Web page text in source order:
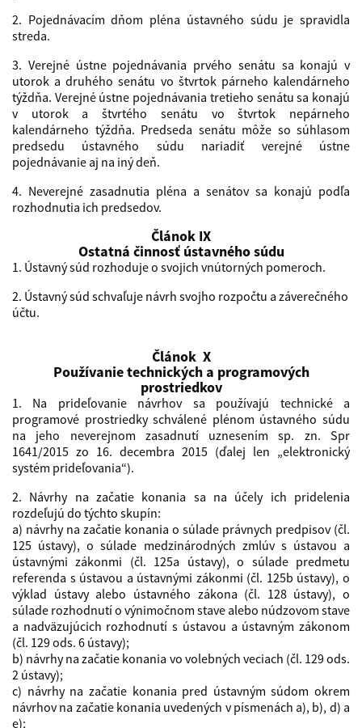
2. Pojednávacím dňom pléna ústavného súdu je spravidla
streda.
3. Verejné ústne pojednávania prvého senátu sa konajú v
utorok a druhého senátu vo štvrtok párneho kalendárneho
týždňa. Verejné ústne pojednávania tretieho senátu sa konajú
v utorok a štvrtého senátu vo štvrtok nepárneho
kalendárneho týždňa. Predseda senátu môže so súhlasom
predsedu ústavného súdu nariadiť verejné ústne
pojednávanie aj na iný deň.
4. Neverejné zasadnutia pléna a senátov sa konajú podľa
rozhodnutia ich predsedov.
Článok IX
Ostatná činnosť ústavného súdu
1. Ústavný súd rozhoduje o svojich vnútorných pomeroch.
2. Ústavný súd schvaľuje návrh svojho rozpočtu a záverečného
účtu.
Článok X
Používanie technických a programových
prostriedkov
1. Na prideľovanie návrhov sa používajú technické a
programové prostriedky schválené plénom ústavného súdu
na jeho neverejnom zasadnutí uznesením sp. zn. Spr
1641/2015 zo 16. decembra 2015 (ďalej len „elektronický
systém prideľovania“).
2. Návrhy na začatie konania sa na účely ich pridelenia
rozdeľujú do týchto skupín:
a) návrhy na začatie konania o súlade právnych predpisov (čl.
125 ústavy), o súlade medzinárodných zmlúv s ústavou a
ústavnými zákonmi (čl. 125a ústavy), o súlade predmetu
referenda s ústavou a ústavnými zákonmi (čl. 125b ústavy), o
výklad ústavy alebo ústavného zákona (čl. 128 ústavy), o
súlade rozhodnutí o výnimočnom stave alebo núdzovom stave
a nadväzujúcich rozhodnutí s ústavou a ústavným zákonom
(čl. 129 ods. 6 ústavy);
b) návrhy na začatie konania vo volebných veciach (čl. 129 ods.
2 ústavy);
c) návrhy na začatie konania pred ústavným súdom okrem
návrhov na začatie konania uvedených v písmenách a), b), d) a
e);